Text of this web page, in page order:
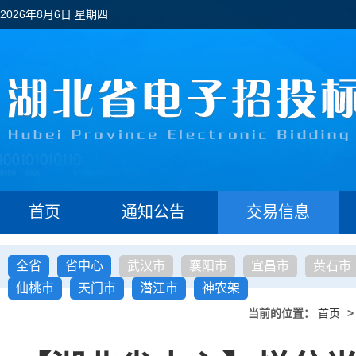
2026年8月6日 星期四
首页 通知公告 交易信息
全省 省中心 武汉市 襄阳市 宜昌市
黄石市
仙桃市
天门市 潜江市 神农架
当前的位置： 首页 >